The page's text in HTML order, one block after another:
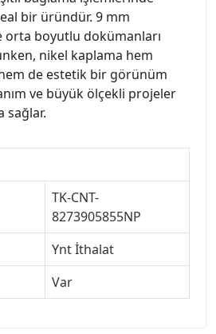
bir üründür. 9 mm
orta boyutlu dokümanları
nikel kaplama hem
hem de estetik bir görünüm
ve büyük ölçekli projeler
sağlar.
TK-CNT-
8273905855NP
Ynt İthalat
Var